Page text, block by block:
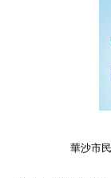
華沙市